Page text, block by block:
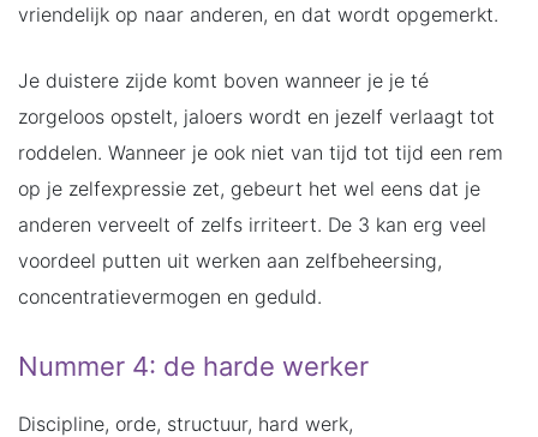
vriendelijk op naar anderen, en dat wordt opgemerkt.
Je duistere zijde komt boven wanneer je je té
zorgeloos opstelt, jaloers wordt en jezelf verlaagt tot
roddelen. Wanneer je ook niet van tijd tot tijd een rem
op je zelfexpressie zet, gebeurt het wel eens dat je
anderen verveelt of zelfs irriteert. De 3 kan erg veel
voordeel putten uit werken aan zelfbeheersing,
concentratievermogen en geduld.
Nummer 4: de harde werker
Discipline, orde, structuur, hard werk,